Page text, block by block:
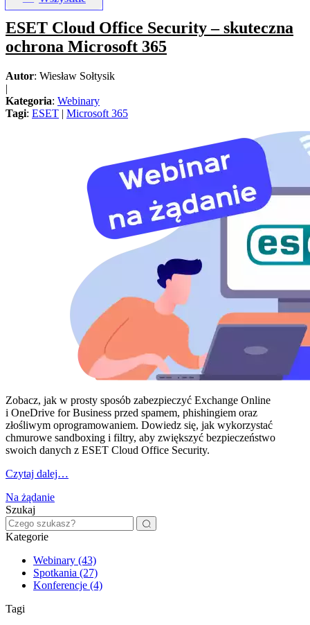
ESET Cloud Office Security – skuteczna
ochrona Microsoft 365
Autor: Wiesław Sołtysik
|
Kategoria: Webinary
Tagi: ESET | Microsoft 365
Zobacz, jak w prosty sposób zabezpieczyć Exchange Online
i OneDrive for Business przed spamem, phishingiem oraz
złośliwym oprogramowaniem. Dowiedz się, jak wykorzystać
chmurowe sandboxing i filtry, aby zwiększyć bezpieczeństwo
swoich danych z ESET Cloud Office Security.
Czytaj dalej…
Na żądanie
Szukaj
Kategorie
Webinary (43)
Spotkania (27)
Konferencje (4)
Tagi